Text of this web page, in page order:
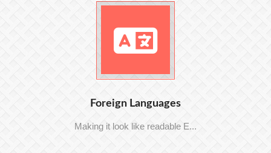
Foreign Languages
Making it look like readable E...